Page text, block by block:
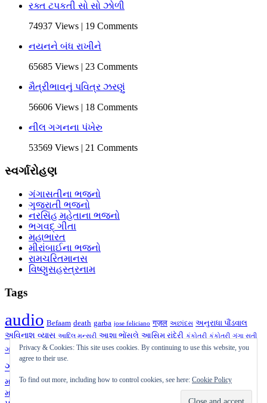
રક્ત ટપકતી સો સો ઝોળી
74937 Views | 19 Comments
નયનને બંધ રાખીને
65685 Views | 23 Comments
મૈત્રીભાવનું પવિત્ર ઝરણું
56606 Views | 18 Comments
નીલ ગગનના પંખેરુ
53569 Views | 21 Comments
સ્વર્ગારોહણ
ગંગાસતીના ભજનો
ગુજરાતી ભજનો
નરસિંહ મહેતાના ભજનો
ભગવદ્ ગીતા
મહાભારત
મીરાંબાઈના ભજનો
રામચરિતમાનસ
વિષ્ણુસહસ્ત્રનામ
Tags
audio Befaam death garba jose feliciano गज़ल અછાંદસ અનુરાધા પૌંડવાલ
અવિનાશ વ્યાસ આદિલ મન્સૂરી આશા ભોંસલે આસિમ રાંદેરી કંકોતરી કંકોત્રી ગંગા સતી
ગઝલ ગઝલ ગની દહીંવાલા ગીત ગુજરાતી ગુજરાતી ગઝલ ગુજરાતી
ગઝલ
ચાતક
મહેતા પુરુષોત્તમ ઉપાધ્યાય પ્રતિકાવ્ય પ્રાર્થના બેફામ ભજન મનહર ઉધાસ
મારા તરફથી
શૂન્ય
Privacy & Cookies: This site uses cookies. By continuing to use this website, you
agree to their use.
To find out more, including how to control cookies, see here: Cookie Policy